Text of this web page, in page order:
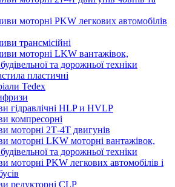
моторні PKW легкових автомобілів
трансмісійні
моторні LKW вантажівок,
та дорожньої техніки
пластичні
Tedex
гідравлічні HLP и HVLP
компресорні
моторні 2Т-4Т двигунів
моторні LKW моторні вантажівок,
та дорожньої техніки
моторні PKW легкових автомобілів і
редукторні CLP